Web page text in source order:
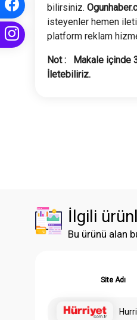
bilirsiniz.
isteyenler hemen
platform reklam
Not : Makale içinde
İletebiliriz.
İlgili
Bu ürünü alan
Site Adı